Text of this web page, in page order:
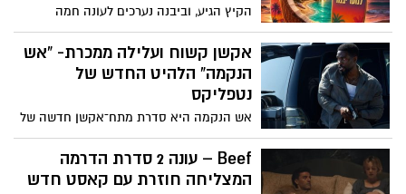
הקיץ הגיע, וביבנה נערכים לעונה חמה
במיוחד עם תוכנית קיץ עשירה ומגוונת לבני
ובנות הנוער בעיר. עיריית יבנה ומחלקת הנוער
השיקו את אירועי קיץ 2026 עם שורה ארוכה
של פעילויות, מופעים, סדנאות ואירועי פנאי
שיתקיימו לאורך חודשי החופש הגדול.
אקשן קשוח ועלילה ממכרת- “אש
הנקמה” הלהיט החדש של
נטפליקס
אש הנקמה היא סדרת מתח־אקשן חדשה של
Netflix שעלתה ב-2026 ומבוססת על סדרת
הספרים Man on Fire מאת איי.ג'יי. קווינל .
העלילה עוקבת אחרי ג'ון קריסי, לוחם כוחות
Beef – עונה 2 סדרת הדרמה
המצליחה חוזרת עם קאסט חדש